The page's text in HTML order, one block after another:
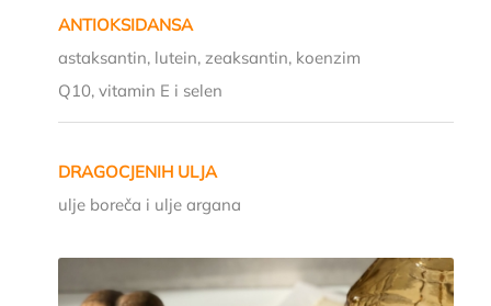
ANTIOKSIDANSA
astaksantin, lutein, zeaksantin, koenzim
Q10, vitamin E i selen
DRAGOCJENIH ULJA
ulje boreča i ulje argana